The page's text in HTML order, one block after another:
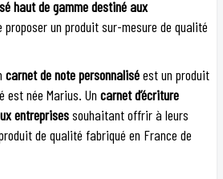
haut de gamme destiné aux
proposer un produit sur-mesure de qualité
carnet de note personnaliséest un produit
est née Marius. Un carnet d’écriture
entreprisessouhaitant offrir à leurs
de qualité fabriqué en France de